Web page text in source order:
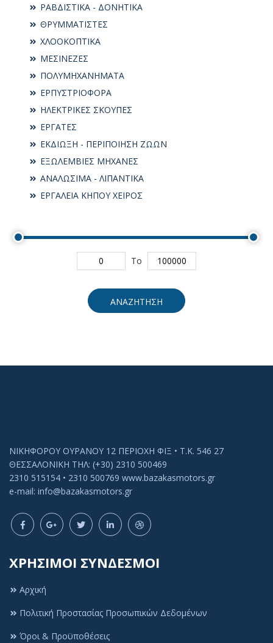
ΡΑΒΔΙΣΤΙΚΑ - ΔΟΝΗΤΙΚΑ
ΘΡΥΜΜΑΤΙΣΤΕΣ
ΧΛΟΟΚΟΠΤΙΚΑ
ΜΕΣΙΝΕΖΕΣ
ΠΟΛΥΜΗΧΑΝΗΜΑΤΑ
ΕΡΠΥΣΤΡΙΟΦΟΡΑ
ΗΛΕΚΤΡΙΚΕΣ ΣΚΟΥΠΕΣ
ΕΡΓΑΤΕΣ
ΕΚΔΙΩΞΗ - ΠΕΡΙΠΟΙΗΣΗ ΖΩΩΝ
ΕΞΩΛΕΜΒΙΕΣ ΜΗΧΑΝΕΣ
ΑΝΑΛΩΣΙΜΑ - ΛΙΠΑΝΤΙΚΑ
ΕΡΓΑΛΕΙΑ ΚΗΠΟΥ ΧΕΙΡΟΣ
To
ΑΝΑΖΗΤΗΣΗ
ΝΙΚΗΦΟΡΟΥ ΟΥΡΑΝΟΥ 12 ΠΕΡΙΟΧΗ ΦΙΞ • Τ.Κ. 546 27
ΘΕΣΣΑΛΟΝΙΚΗ ΤΗΛ: (+30) 2310 500469
2310 515154 • 2310 500769 www.bazakasmotors.gr
e-mail: info@bazakasmotors.gr
ΧΡΗΣΙΜΟΙ ΣΥΝΔΕΣΜΟΙ
Αρχική
Πολιτική Προστασίας Προσωπικών Δεδομένων
Όροι & Προϋποθέσεις